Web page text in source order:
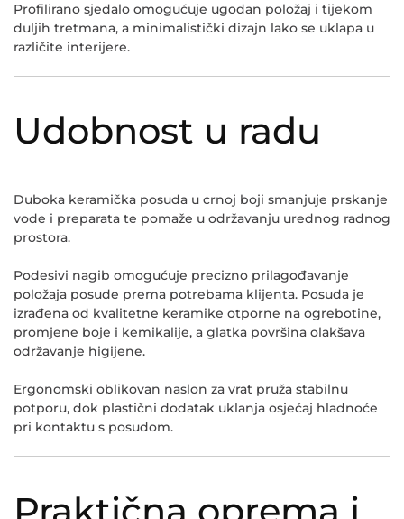
Profilirano sjedalo omogućuje ugodan položaj i tijekom
duljih tretmana, a minimalistički dizajn lako se uklapa u
različite interijere.
Udobnost u radu
Duboka keramička posuda u crnoj boji smanjuje prskanje
vode i preparata te pomaže u održavanju urednog radnog
prostora.
Podesivi nagib omogućuje precizno prilagođavanje
položaja posude prema potrebama klijenta. Posuda je
izrađena od kvalitetne keramike otporne na ogrebotine,
promjene boje i kemikalije, a glatka površina olakšava
održavanje higijene.
Ergonomski oblikovan naslon za vrat pruža stabilnu
potporu, dok plastični dodatak uklanja osjećaj hladnoće
pri kontaktu s posudom.